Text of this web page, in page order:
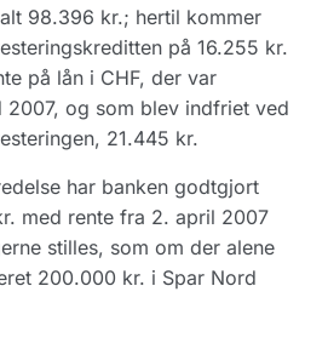
98.396 kr.; hertil kommer
på 16.255 kr.
på lån i CHF, der var
2007, og som blev indfriet ved
21.445 kr.
har banken godtgjort
med rente fra 2. april 2007
stilles, som om der alene
200.000 kr. i Spar Nord